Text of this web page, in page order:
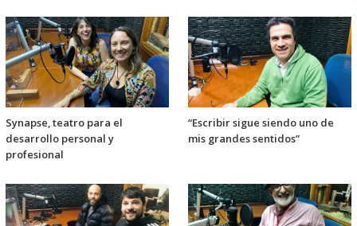
Synapse, teatro para el
desarrollo personal y
profesional
“Escribir sigue siendo uno de
mis grandes sentidos”